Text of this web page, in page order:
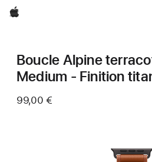
Apple
Boucle Alpine
Medium - Finition
99,00 €